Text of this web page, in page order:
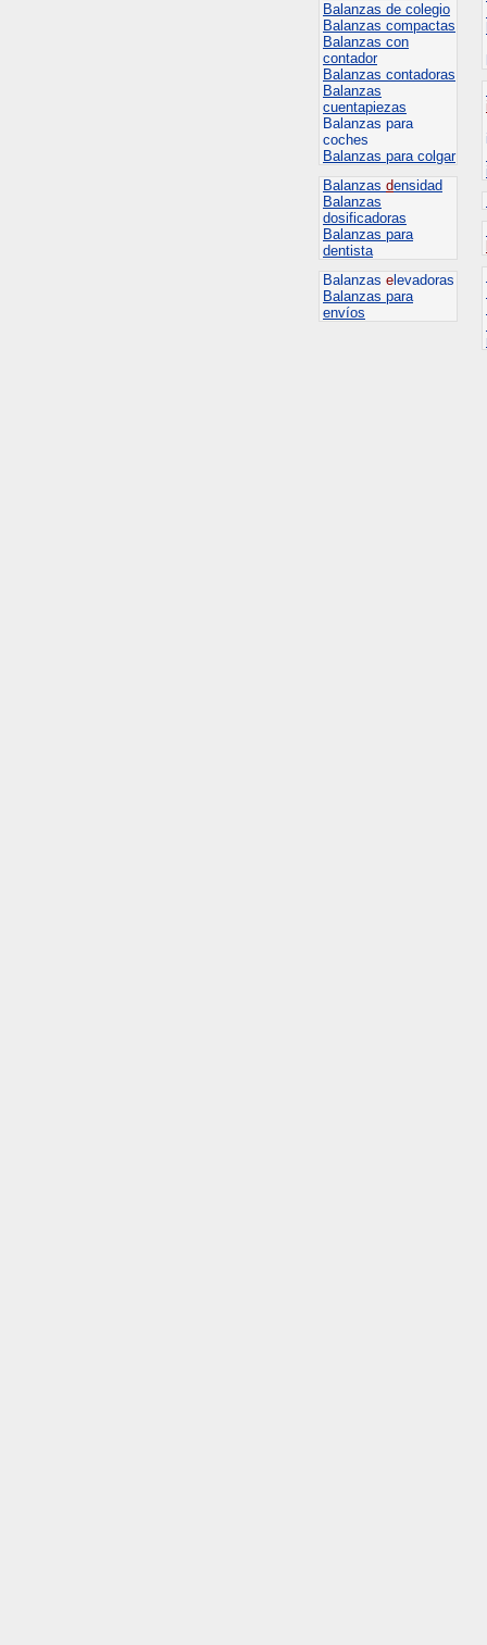
Balanzas de colegio
Balanzas compactas
Balanzas con
contador
Balanzas contadoras
Balanzas
cuentapiezas
Balanzas para
coches
Balanzas para colgar
Balanzas densidad
Balanzas
dosificadoras
Balanzas para
dentista
Balanzas e levadoras
Balanzas para
envíos